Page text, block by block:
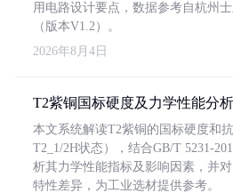
用电路设计要点，数据参考自杭州
（版本V1.2）。
2026年8月4日
T2紫铜国标硬度及力学性能分析
本文系统解读T2紫铜的国标硬度和
T2_1/2H状态），结合GB/T 5231-
析其力学性能指标及影响因素，并
特性差异，为工业选材提供参考。